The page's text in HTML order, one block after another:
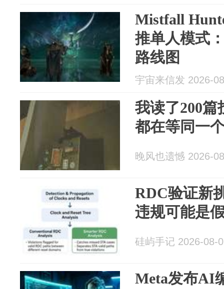
Mistfall
推单人模式
路线图
宇宙来信发 2026-
我读了200篇
都在等同一
晚风也遗憾 2026-
RDC验证新
违规可能是
硅屿手记 2026-08-
Meta发布AI